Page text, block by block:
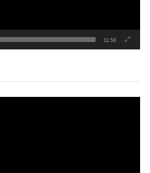
11:56